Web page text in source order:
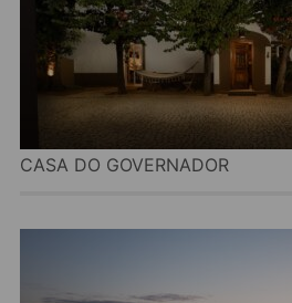
CASA DO GOVERNADOR